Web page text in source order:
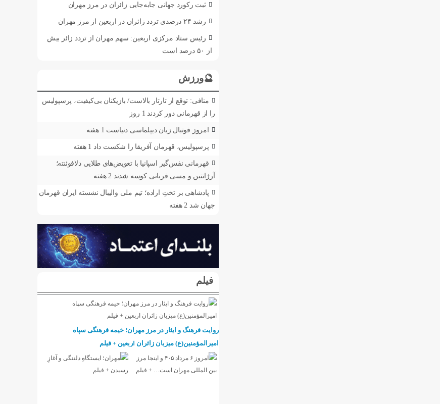
ثبت رکورد جهانی جابه‌جایی زائران در مرز مهران
رشد ۲۴ درصدی تردد زائران در اربعین از مرز مهران
رئیس ستاد مرکزی اربعین: سهم مهران از تردد زائر بیش
از ۵۰ درصد است
🔮ورزش
منافی: توقع از تارتار بالاست/ بازیکنان بی‌کیفیت، پرسپولیس
را از قهرمانی دور کردند 1 روز
امروز فوتبال زبان دیپلماسی دنیاست 1 هفته
پرسپولیس، قهرمان آفریقا را شکست داد 1 هفته
قهرمانی نفس‌گیر اسپانیا با تعویض‌های طلایی دلافوئنته؛
آرژانتین و مسی قربانی کوسه شدند 2 هفته
پادشاهی بر تختِ اراده؛ تیم ملی والیبال نشسته ایران قهرمان
جهان شد 2 هفته
فیلم
روایت فرهنگ و ایثار در مرز مهران؛ خیمه فرهنگی سپاه
امیرالمؤمنین(ع) میزبان زائران اربعین + فیلم